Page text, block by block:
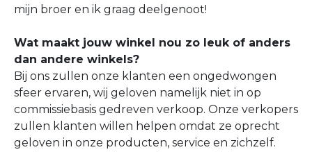
mijn broer en ik graag deelgenoot!
Wat maakt jouw winkel nou zo leuk of anders
dan andere winkels?
Bij ons zullen onze klanten een ongedwongen
sfeer ervaren, wij geloven namelijk niet in op
commissiebasis gedreven verkoop. Onze verkopers
zullen klanten willen helpen omdat ze oprecht
geloven in onze producten, service en zichzelf.